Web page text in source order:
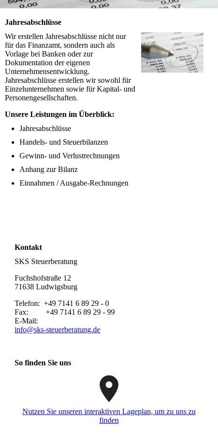
Jahresabschlüsse
Wir erstellen Jahresabschlüsse nicht nur
für das Finanzamt, sondern auch als
Vorlage bei Banken oder zur
Dokumentation der eigenen
Unternehmensentwicklung.
Jahresabschlüsse erstellen wir sowohl für
Einzelunternehmen sowie für Kapital- und
Personengesellschaften.
Unsere Leistungen im Überblick:
Jahresabschlüsse
Handels- und Steuerbilanzen
Gewinn- und Verlustrechnungen
Anhang zur Bilanz
Einnahmen / Ausgabe-Rechnungen
Kontakt
SKS Steuerberatung
Fuchshofstraße 12
71638 Ludwigsburg
Telefon: +49 7141 6 89 29 - 0
Fax: +49 7141 6 89 29 - 99
E-Mail:
info@sks-steuerberatung.de
So finden Sie uns
Nutzen Sie unseren interaktiven La­ge­plan, um zu uns zu
finden